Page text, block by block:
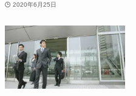
2020年6月25日